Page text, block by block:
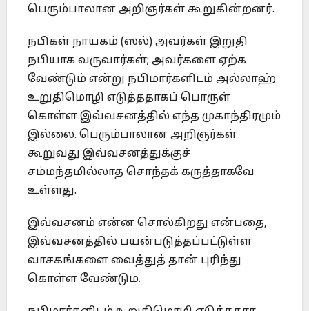
பெரும்பாலான அறிஞர்கள் கூறுகின்றனர்.
நபிகள் நாயகம் (ஸல்) அவர்கள் இறுதி
நபியாக வருவார்கள்; அவர்களை ஏற்க
வேண்டும் என்று நபிமார்களிடம் அல்லாஹ்
உறுதிமொழி எடுத்ததாகப் பொருள்
கொள்ள இவ்வசனத்தில் எந்த முகாந்திரமும்
இல்லை. பெரும்பாலான அறிஞர்கள்
கூறுவது இவ்வசனத்துக்குச்
சம்மந்தமில்லாத சொந்தக் கருத்தாகவே
உள்ளது.
இவ்வசனம் என்ன சொல்கிறது என்பதை,
இவ்வசனத்தில் பயன்படுத்தப்பட்டுள்ள
வாசகங்களை வைத்துத் தான் புரிந்து
கொள்ள வேண்டும்.